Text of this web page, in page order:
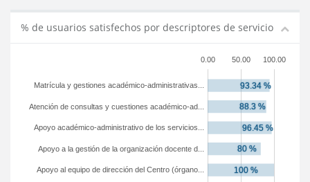
% de usuarios satisfechos por descriptores de servicio
0.00 50.00 100.00
Apoyo al equipo de dirección del Centro (órgano...
Apoyo a la gestión de la organización docente d...
Apoyo académico-administrativo de los servicios...
Atención de consultas y cuestiones académico-ad...
Matrícula y gestiones académico-administrativas...